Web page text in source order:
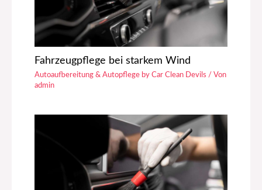
Fahrzeugpflege bei starkem Wind
Autoaufbereitung & Autopflege by Car Clean Devils / Von
admin